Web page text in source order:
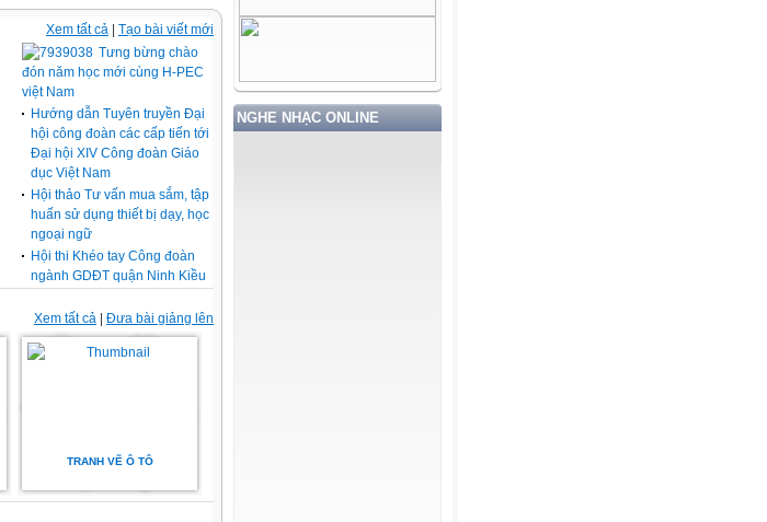
NGHE NHẠC ONLINE
Xem tất cả Tạo bài viết mới
Tưng bừng chào
đón năm học mới cùng H-PEC
việt Nam
Hướng dẫn Tuyên truyền Đại
hội công đoàn các cấp tiến tới
Đại hội XIV Công đoàn Giáo
dục Việt Nam
Hội thảo Tư vấn mua sắm, tập
huấn sử dụng thiết bị dạy, học
ngoại ngữ
Hội thi Khéo tay Công đoàn
ngành GDĐT quận Ninh Kiều
Xem tất cả | Đưa bài giảng lên
TRANH VẼ Ô TÔ